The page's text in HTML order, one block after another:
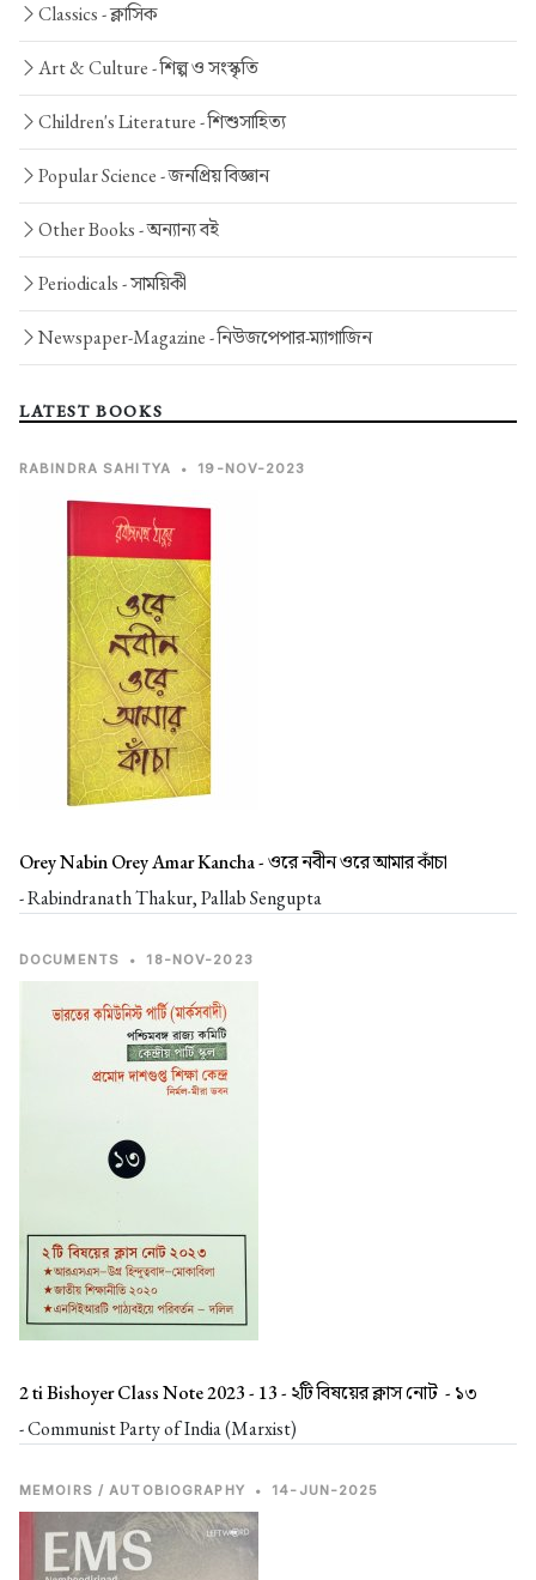
Classics -ক্লাসিক
Art & Culture -শিল্প ও সংস্কৃতি
Children's Literature -শিশুসাহিত্য
Popular Science -জনপ্রিয় বিজ্ঞান
Other Books -অন্যান্য বই
Periodicals -সাময়িকী
Newspaper-Magazine -নিউজপেপার-ম্যাগাজিন
LATEST BOOKS
RABINDRA SAHITYA • 19-NOV-2023
Orey Nabin Orey Amar Kancha -ওরে নবীন ওরে আমার কাঁচা
- Rabindranath Thakur, Pallab Sengupta
DOCUMENTS • 18-NOV-2023
2 ti Bishoyer Class Note 2023 - 13 - ২টি বিষয়ের ক্লাস নোট - ১৩
- Communist Party of India (Marxist)
MEMOIRS / AUTOBIOGRAPHY • 14-JUN-2025